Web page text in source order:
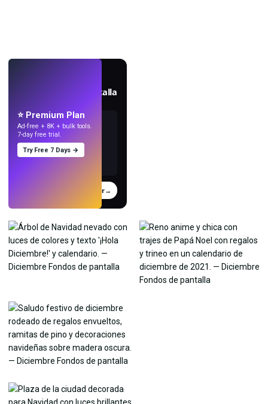
Crea fondos de pantalla
Probar →
⭐ Premium Plan
Ad-free + 8K + bulk tools.
7-day free trial.
Try Free 7 Days →